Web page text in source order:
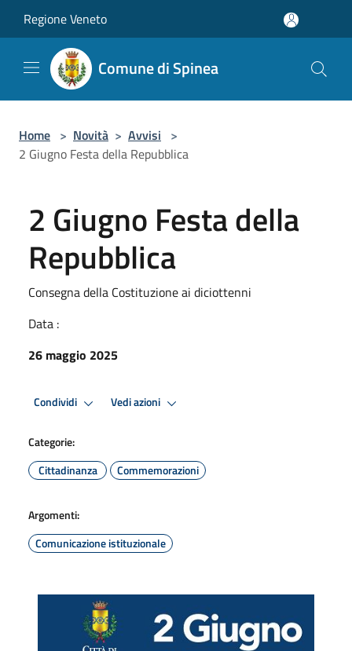
Regione Veneto
Comune di Spinea
Home > Novità > Avvisi >
2 Giugno Festa della Repubblica
2 Giugno Festa della
Repubblica
Consegna della Costituzione ai diciottenni
Data :
26 maggio 2025
Condividi Vedi azioni
Categorie:
Cittadinanza
Commemorazioni
Argomenti:
Comunicazione istituzionale